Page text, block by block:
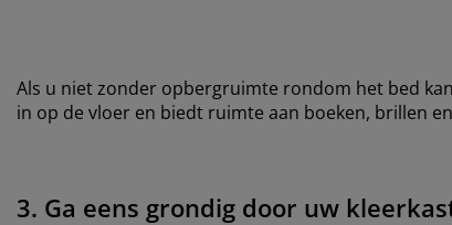
Als u niet zonder opbergruimte rondom het bed
in op de vloer en biedt ruimte aan boeken, brillen
3. Ga eens grondig door uw